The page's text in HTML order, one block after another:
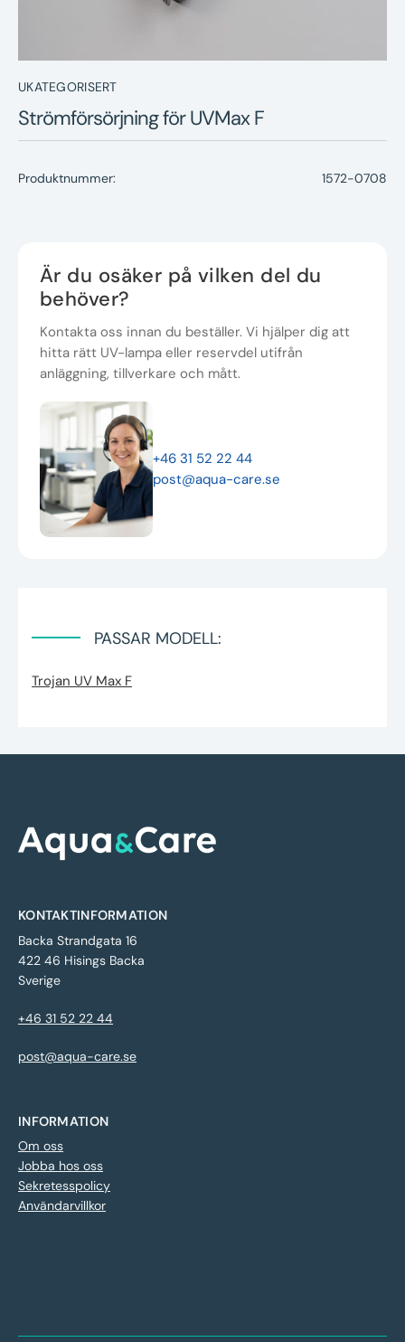
UKATEGORISERT
Strömförsörjning för UVMax F
Produktnummer: 1572-0708
Är du osäker på vilken del du
behöver?
Kontakta oss innan du beställer. Vi hjälper dig att
hitta rätt UV-lampa eller reservdel utifrån
anläggning, tillverkare och mått.
+46 31 52 22 44
post@aqua-care.se
PASSAR MODELL:
Trojan UV Max F
KONTAKTINFORMATION
Backa Strandgata 16
422 46 Hisings Backa
Sverige
+46 31 52 22 44
post@aqua-care.se
INFORMATION
Om oss
Jobba hos oss
Sekretesspolicy
Användarvillkor